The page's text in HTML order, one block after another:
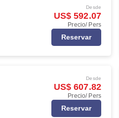
Desde
US$ 592.07
Precio/ Pers
Reservar
Desde
US$ 607.82
Precio/ Pers
Reservar